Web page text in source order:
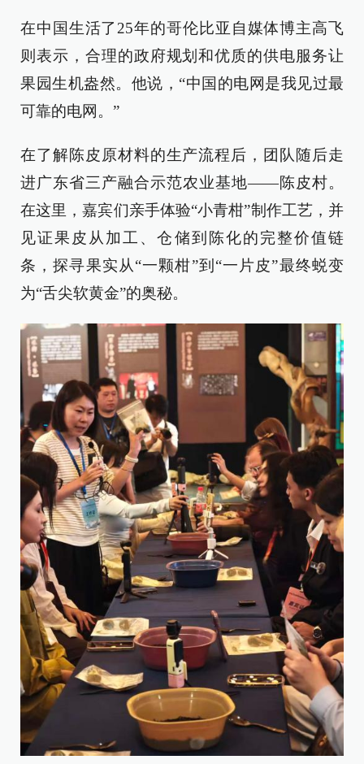
在中国生活了25年的哥伦比亚自媒体博主高飞
则表示，合理的政府规划和优质的供电服务让
果园生机盎然。他说，“中国的电网是我见过最
可靠的电网。”
在了解陈皮原材料的生产流程后，团队随后走
进广东省三产融合示范农业基地——陈皮村。
在这里，嘉宾们亲手体验“小青柑”制作工艺，并
见证果皮从加工、仓储到陈化的完整价值链
条，探寻果实从“一颗柑”到“一片皮”最终蜕变
为“舌尖软黄金”的奥秘。